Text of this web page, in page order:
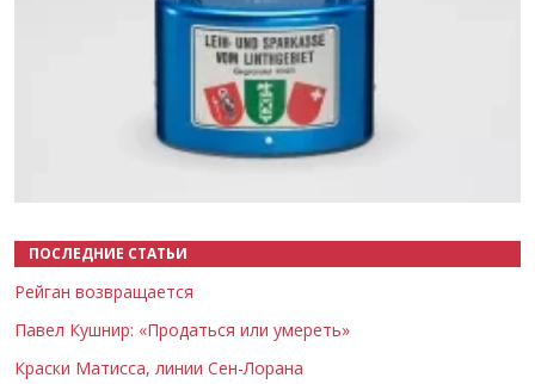
ПОСЛЕДНИЕ СТАТЬИ
Рейган возвращается
Павел Кушнир: «Продаться или умереть»
Краски Матисса, линии Сен-Лорана